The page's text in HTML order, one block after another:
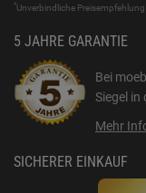
*Unverbindliche Preisempfehlung
5 JAHRE GARANTIE
Bei
Siegel in
Mehr
SICHERER EINKAUF